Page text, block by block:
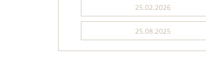
25.02.2026
25.08.2025